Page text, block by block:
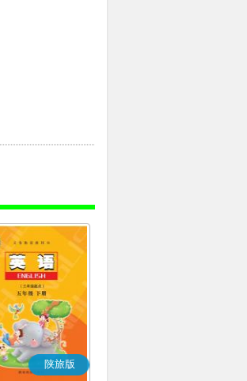
陕旅版